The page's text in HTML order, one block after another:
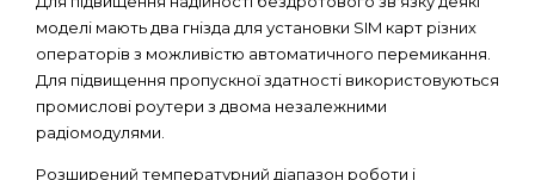
моделі мають два гнізда для установки SIM карт різних
операторів з можливістю автоматичного перемикання.
Для підвищення пропускної здатності використовуються
промислові роутери з двома незалежними
радіомодулями.
Розширений температурний діапазон роботи і